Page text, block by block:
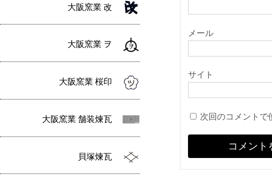
大阪窯業 改
大阪窯業 ヲ
大阪窯業 桜印
大阪窯業 舗装煉瓦
貝塚煉瓦
メール
サイト
次回のコメントで